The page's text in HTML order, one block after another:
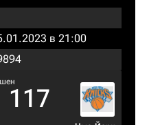
в 21:00
117